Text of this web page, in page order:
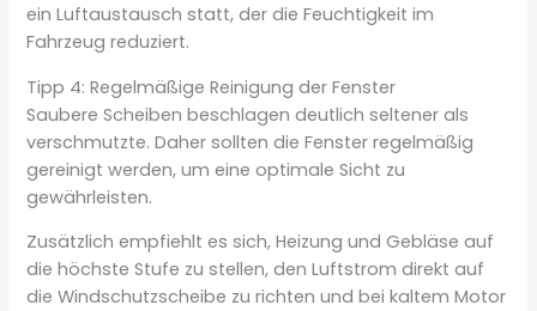
ein Luftaustausch statt, der die Feuchtigkeit im
Fahrzeug reduziert.
Tipp 4: Regelmäßige Reinigung der Fenster
Saubere Scheiben beschlagen deutlich seltener als
verschmutzte. Daher sollten die Fenster regelmäßig
gereinigt werden, um eine optimale Sicht zu
gewährleisten.
Zusätzlich empfiehlt es sich, Heizung und Gebläse auf
die höchste Stufe zu stellen, den Luftstrom direkt auf
die Windschutzscheibe zu richten und bei kaltem Motor